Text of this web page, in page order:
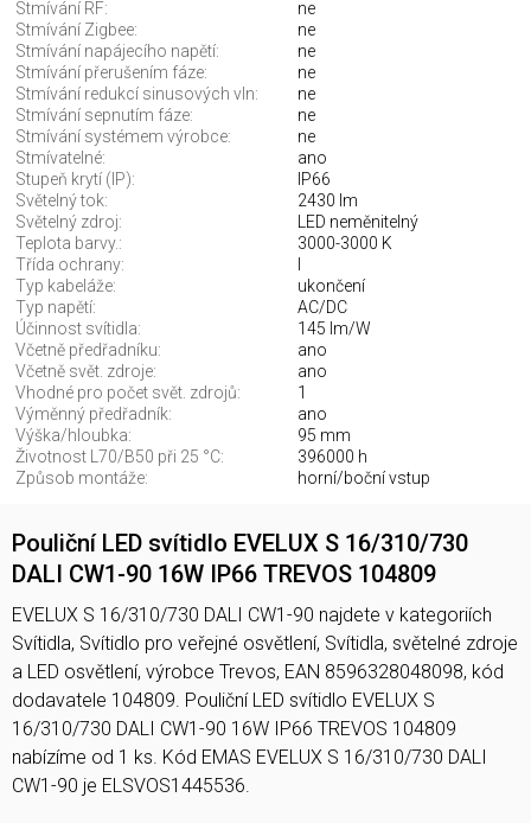
Stmívání RF:
ne
Stmívání Zigbee:
ne
Stmívání napájecího napětí:
ne
Stmívání přerušením fáze:
ne
Stmívání redukcí sinusových vln:
ne
Stmívání sepnutím fáze:
ne
Stmívání systémem výrobce:
ne
Stmívatelné:
ano
Stupeň krytí (IP):
IP66
Světelný tok:
2430 lm
Světelný zdroj:
LED neměnitelný
Teplota barvy.:
3000-3000 K
Třída ochrany:
Typ kabeláže:
ukončení
Typ napětí:
AC/DC
Účinnost svítidla:
145 lm/W
Včetně předřadníku:
ano
Včetně svět. zdroje:
ano
Vhodné pro počet svět. zdrojů:
1
Výměnný předřadník:
ano
Výška/hloubka:
95 mm
Životnost L70/B50 při 25 °C:
396000 h
Způsob montáže:
horní/boční vstup
Pouliční LED svítidlo EVELUX S 16/310/730
DALI CW1-90 16W IP66 TREVOS 104809
EVELUX S 16/310/730 DALI CW1-90 najdete v kategoriích
Svítidla, Svítidlo pro veřejné osvětlení, Svítidla, světelné zdroje
a LED osvětlení, výrobce Trevos, EAN 8596328048098, kód
dodavatele 104809. Pouliční LED svítidlo EVELUX S
16/310/730 DALI CW1-90 16W IP66 TREVOS 104809
nabízíme od 1 ks. Kód EMAS EVELUX S 16/310/730 DALI
CW1-90 je ELSVOS1445536.